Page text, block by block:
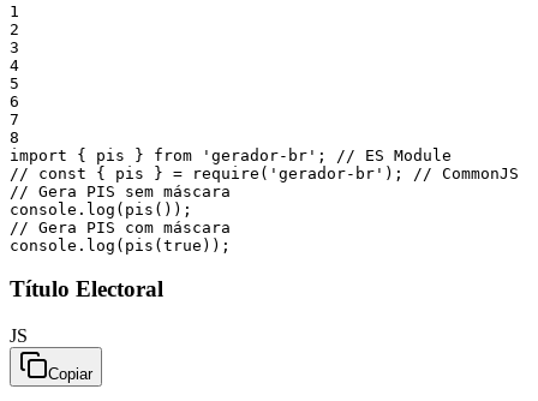
1
2
3
4
5
6
7
8
import
{ pis } from 'gerador-br' ;
// ES Module
// const { pis } = require('gerador-br'); // CommonJS
// Gera PIS sem máscara
console . log ( pis ( ) ) ;
// Gera PIS com máscara
console . log ( pis (true ) ) ;
Título Electoral
JS
Copiar